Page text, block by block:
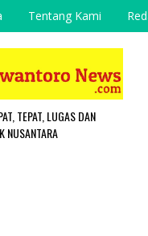
Tentang Kami
TEPAT, LUGAS DAN
NUSANTARA